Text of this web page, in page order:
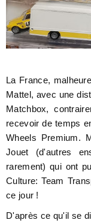
La France,
Mattel, avec une
Matchbox,
recevoir de temps
Wheels Premium.
Jouet (d'autres
rarement) qui ont
Culture: Team
ce jour !
D'après ce qu'il se